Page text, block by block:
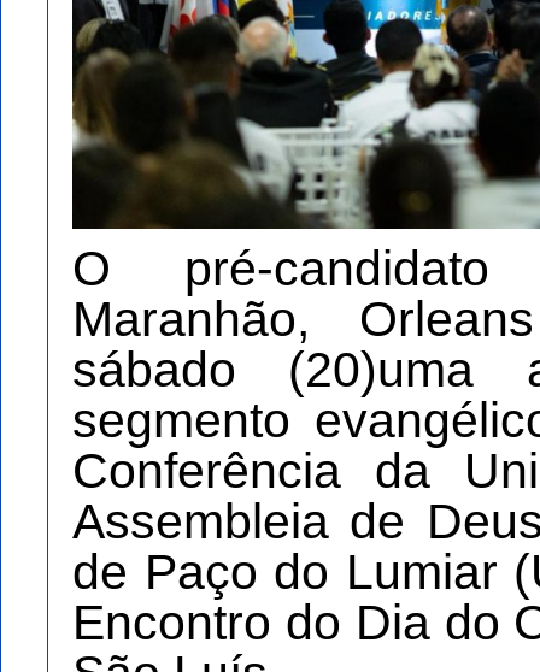
O pré-
Maranhão,
sábado (20)uma
segmento
Conferência da
Assembleia de
de Paço do Lumiar
Encontro do Dia do